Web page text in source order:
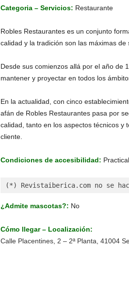
Categoria – Servicios: Restaurante
Robles Restaurantes es un conjunto
calidad y la tradición son las máximas de
Desde sus comienzos allá por el año de
mantener y proyectar en todos los
En la actualidad, con cinco
afán de Robles Restaurantes pasa por
calidad, tanto en los aspectos técnicos y
cliente.
Condiciones de accesibilidad:
(*) Revistaiberica.com no se
¿Admite mascotas?: No
Cómo llegar – Localización:
Calle Placentines, 2 – 2ª Planta, 41004